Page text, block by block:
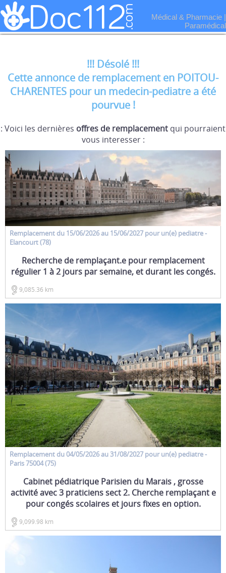
Médical & Pharmacie |
Paramédical
!!! Désolé !!!
Cette annonce de remplacement en POITOU-
CHARENTES pour un medecin-pediatre a été
pourvue !
: Voici les dernières offres de remplacement qui pourraient
vous interesser :
Remplacement du 15/06/2026 au 15/06/2027 pour un(e) pediatre-
Elancourt (78)
Recherche de remplaçant.e pour remplacement
régulier 1 à 2 jours par semaine, et durant les congés.
9,085.36 km
Remplacement du 04/05/2026 au 31/08/2027 pour un(e) pediatre-
Paris 75004 (75)
Cabinet pédiatrique Parisien du Marais , grosse
activité avec 3 praticiens sect 2. Cherche remplaçant e
pour congés scolaires et jours fixes en option.
9,099.98 km